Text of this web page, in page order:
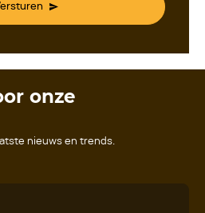
onze
nieuws en trends.